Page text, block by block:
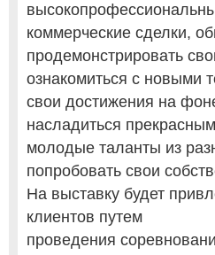
коммерческие сделки,
продемонстрировать
ознакомиться с новыми
свои достижения на
насладиться
молодые таланты из
попробовать свои
На выставку будет
клиентов путем
проведения